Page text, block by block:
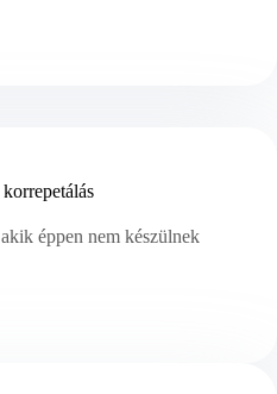
éppen nem készülnek